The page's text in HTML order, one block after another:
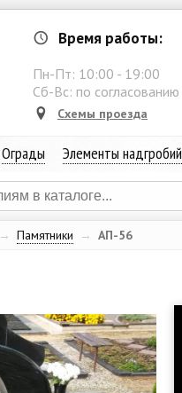
Время работы:
Пн-Пт: 10:00 - 19:00
Сб-Вс: по согласованию
Схемы проезда
Ограды Элементы надгробий
→ Памятники → АП-56